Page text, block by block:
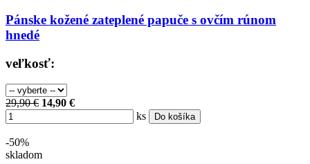
Pánske kožené zateplené papuče s ovčím rúnom
hnedé
veľkosť:
29,90 € 14,90 €
ks
Do košíka
-50%
skladom